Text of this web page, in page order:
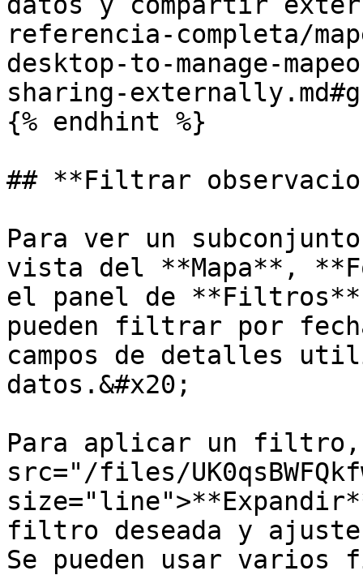
referencia-completa/
desktop-to-manage-
sharing-
{% endhint %}
## **Filtrar
Para ver un
vista del **Mapa**,
el panel de
pueden filtrar por
campos de detalles
datos.&#x20;
Para aplicar un filtro,
src="/files/
filtro deseada y
Se pueden usar